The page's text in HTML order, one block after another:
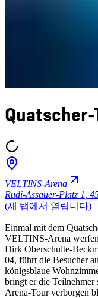
Quatscher-
VELTINS-Arena
Rudi-Assauer-Platz 1
(새 탭에서 열립니다)
Einmal mit dem
VELTINS-Arena
Dirk Oberschulte-
04, führt die Besucher
königsblaue
bringt er die Teilnehmer
Arena-Tour verborgen